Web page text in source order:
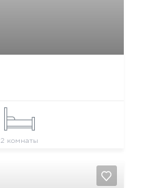
2 комнаты